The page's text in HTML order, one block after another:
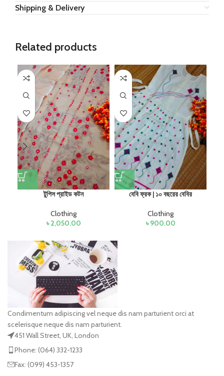
Shipping & Delivery
Related products
টুপিস প্রাইড কটন
Clothing
৳2,050.00
বেবি ফ্রক | ১০ বছরের বেবির
Clothing
৳900.00
Condimentum adipiscing vel neque dis nam parturient orci at
scelerisque neque dis nam parturient.
451 Wall Street, UK, London
Phone: (064) 332-1233
Fax: (099) 453-1357